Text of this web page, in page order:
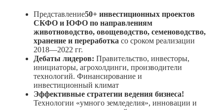
Представление50+ инвестиционных проектов
СКФО и ЮФО по направлениям
животноводство, овощеводство, семеноводство,
хранение и переработка со сроком реализации
2018—2022 гг.
Дебаты лидеров: Правительство, инвесторы,
инициаторы, агрохолдинги, производители
технологий. Финансирование и
инвестиционный климат
Эффективные стратегии ведения бизнеса!
Технологии «умного земледелия», инновации и